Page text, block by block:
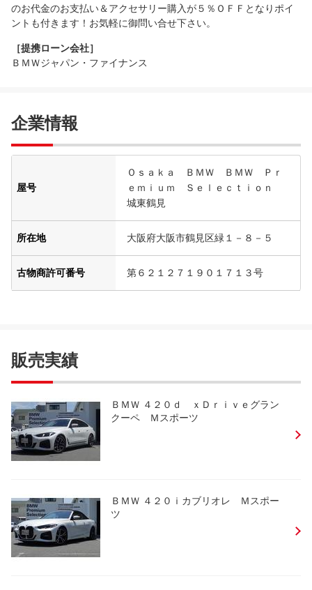
のお代金のお支払い＆アクセサリー購入が５％ＯＦＦとなりポイ
ントも付きます！お気軽に御問い合せ下さい。
［提携ローン会社］
ＢＭＷジャパン・ファイナンス
企業情報
屋号
Ｏｓａｋａ ＢＭＷ ＢＭＷ Ｐｒ
ｅｍｉｕｍ Ｓｅｌｅｃｔｉｏｎ
城東鶴見
所在地 大阪府大阪市鶴見区緑１－８－５
古物商許可番号 第６２１２７１９０１７１３号
販売実績
ＢＭＷ ４２０ｄ ｘＤｒｉｖｅグラン
クーペ Ｍスポーツ
ＢＭＷ ４２０ｉカブリオレ Ｍスポー
ツ